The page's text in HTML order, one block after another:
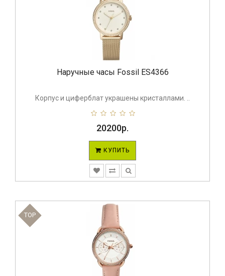
Наручные часы Fossil ES4366
Корпус и циферблат украшены кристаллами. ..
20200р.
КУПИТЬ
TOP